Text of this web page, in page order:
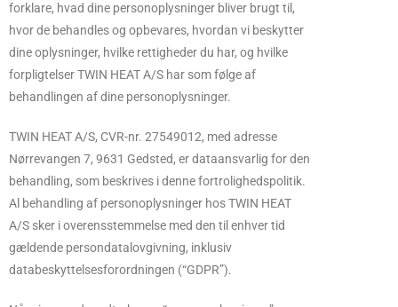
forklare, hvad dine personoplysninger bliver brugt til,
hvor de behandles og opbevares, hvordan vi beskytter
dine oplysninger, hvilke rettigheder du har, og hvilke
forpligtelser TWIN HEAT A/S har som følge af
behandlingen af dine personoplysninger.
TWIN HEAT A/S, CVR-nr. 27549012, med adresse
Nørrevangen 7, 9631 Gedsted, er dataansvarlig for den
behandling, som beskrives i denne fortrolighedspolitik.
Al behandling af personoplysninger hos TWIN HEAT
A/S sker i overensstemmelse med den til enhver tid
gældende persondatalovgivning, inklusiv
databeskyttelsesforordningen (“GDPR”).